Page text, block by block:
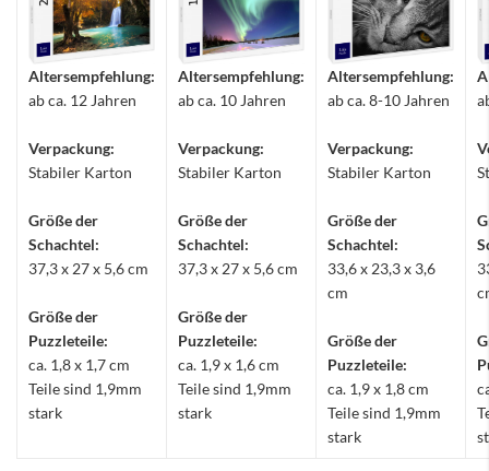
Altersempfehlung:
ab ca. 12 Jahren
Verpackung:
Stabiler Karton
Größe der
Schachtel:
37,3 x 27 x 5,6 cm
Größe der
Puzzleteile:
ca. 1,8 x 1,7 cm
Teile sind 1,9mm
stark
Altersempfehlung:
ab ca. 10 Jahren
Verpackung:
Stabiler Karton
Größe der
Schachtel:
37,3 x 27 x 5,6 cm
Größe der
Puzzleteile:
ca. 1,9 x 1,6 cm
Teile sind 1,9mm
stark
Altersempfehlung:
ab ca. 8-10 Jahren
Verpackung:
Stabiler Karton
Größe der
Schachtel:
33,6 x 23,3 x 3,6
cm
Größe der
Puzzleteile:
ca. 1,9 x 1,8 cm
Teile sind 1,9mm
stark